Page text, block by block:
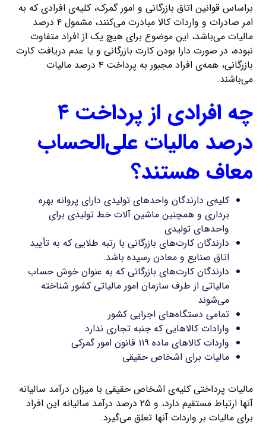
براساس قوانین اتاق بازرگانی و امور گمرک، کلیه‌ی افرادی که به
امر صادرات و واردات کالا مبادرت می‌کنند، مشمول ۴ درصد
مالیات می‌باشد، این موضوع برای هیچ یک از افراد متفاوت
نبوده، در صورت دارا بودن کارت بازرگانی و یا عدم دریافت کارت
بازرگانی، همه‌ی افراد مجبور به پرداخت ۴ درصد مالیات
می‌باشند.
چه افرادی از پرداخت ۴
درصد مالیات علی‌الحساب
معاف هستند؟
کلیه‌ی دارندگان واحدهای تولیدی دارای پروانه بهره
برداری و همچنین ماشین آلات خط تولیدی برای
واحدهای تولیدی
دارندگان کارت‌های بازرگانی با رتبه طلایی که به تأیید
اتاق صنایع و معادن رسیده باشد.
دارندگان کارت‌های بازرگانی که به عنوان خوش حساب
مالیاتی از طرف سازمان امور مالیاتی کشور شناخته
می‌شوند
تمامی دستگاه‌های اجرایی کشور
وارادات کالاهایی که جنبه تجاری ندارد
واردات کالاهای ماده ۱۱۹ قانون امور گمرکی
مالیات برای اشخاص حقیقی
مالیات پرداختی کلیه‌ی اشخاص حقیقی با میزان درآمد سالیانه
آنها ارتباط مستقیم دارد، و ۲۵ درصد درآمد سالیانه این افراد
برای مالیات بر واردات آنها تعلق می‌گیرد.